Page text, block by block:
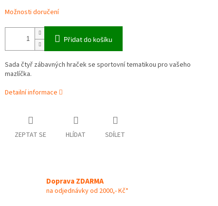
Možnosti doručení
Přidat do košíku
Sada čtyř zábavných hraček se sportovní tematikou pro vašeho
mazlíčka.
Detailní informace
ZEPTAT SE HLÍDAT SDÍLET
Doprava ZDARMA
na odjednávky od 2000,- Kč*